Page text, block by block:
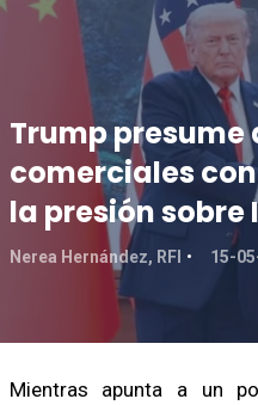
Trump presume
comerciales
la presión sobre
Nerea Hernández, RFI 15-
Mientras apunta a un